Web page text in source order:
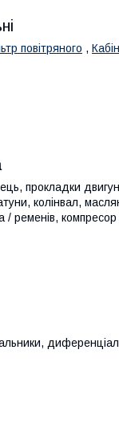
повітряного ,
прокладки
колінвал,
ременів,
диференціал